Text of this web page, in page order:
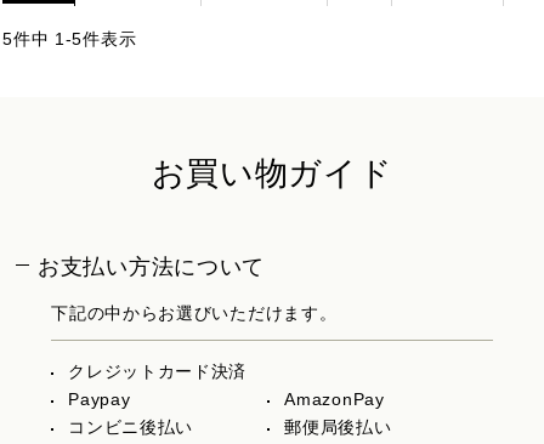
5件中 1-5件表示
お買い物ガイド
お支払い方法について
下記の中からお選びいただけます。
クレジットカード決済
Paypay
AmazonPay
コンビニ後払い
郵便局後払い